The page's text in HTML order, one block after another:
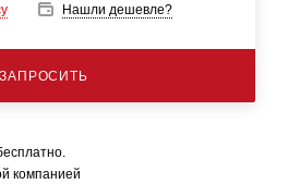
Нашли дешевле?
ЗАПРОСИТЬ
компанией